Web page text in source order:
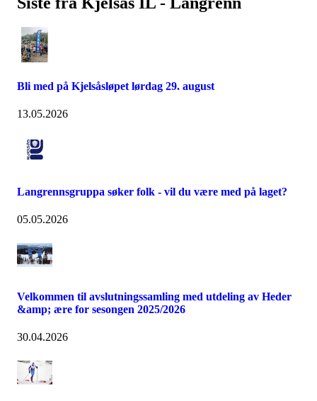
Bli med på Kjelsåsløpet lørdag 29. august
13.05.2026
Langrennsgruppa søker folk - vil du være med på laget?
05.05.2026
Velkommen til avslutningssamling med utdeling av Heder
&amp; ære for sesongen 2025/2026
30.04.2026